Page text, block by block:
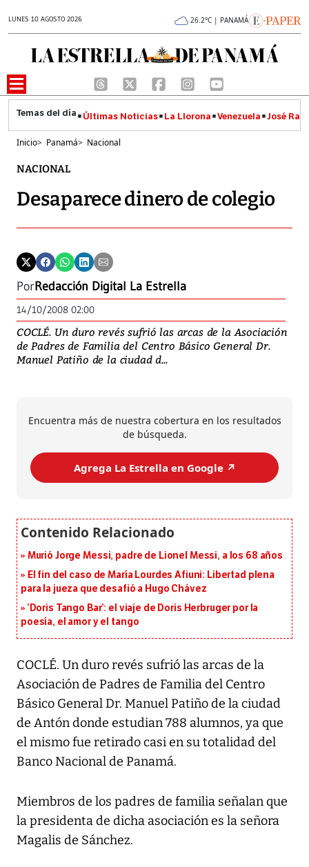
LUNES 10 AGOSTO 2026 26.2°C | PANAMÁ
Últimas Noticias La Llorona Venezuela José
Inicio> Panamá> Nacional
NACIONAL
Desaparece dinero de colegio
PorRedacción Digital La Estrella
14/10/2008 02:00
COCLÉ. Un duro revés sufrió las arcas de la Asociación
de Padres de Familia del Centro Básico General Dr.
Manuel Patiño de la ciudad d...
Encuentra más de nuestra cobertura en los resultados
de búsqueda.
Agrega La Estrella en Google ↗️
Murió Jorge Messi, padre de Lionel Messi, a los 68 años
El fin del caso de María Lourdes Afiuni: Libertad plena
para la jueza que desafió a Hugo Chávez
‘Doris Tango Bar’: el viaje de Doris Herbruger por la
poesía, el amor y el tango
COCLÉ. Un duro revés sufrió las arcas de la
Asociación de Padres de Familia del Centro
Básico General Dr. Manuel Patiño de la ciudad
de Antón donde estudian 788 alumnos, ya que
el mismo fue retirado casi en su totalidad del
Banco Nacional de Panamá.
Miembros de los padres de familia señalan que
la presidenta de dicha asociación es la señora
Magalis de Sánchez.